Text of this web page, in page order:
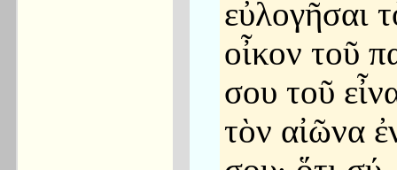
εὐλογῆσαι
οἶκον τοῦ
σου τοῦ
τὸν αἰῶνα